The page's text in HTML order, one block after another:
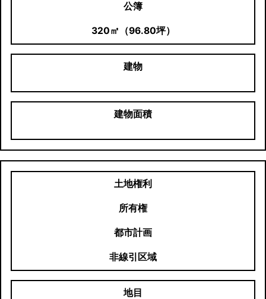
公簿
320㎡（96.80坪）
建物
建物面積
土地権利
所有権
都市計画
非線引区域
地目